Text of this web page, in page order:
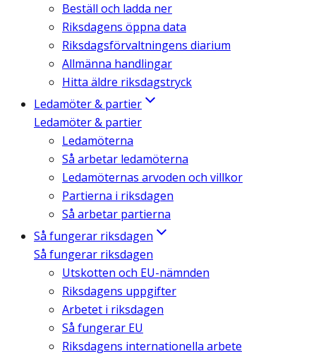
Beställ och ladda ner
Riksdagens öppna data
Riksdagsförvaltningens diarium
Allmänna handlingar
Hitta äldre riksdagstryck
Ledamöter & partier
Ledamöter & partier
Ledamöterna
Så arbetar ledamöterna
Ledamöternas arvoden och villkor
Partierna i riksdagen
Så arbetar partierna
Så fungerar riksdagen
Så fungerar riksdagen
Utskotten och EU-nämnden
Riksdagens uppgifter
Arbetet i riksdagen
Så fungerar EU
Riksdagens internationella arbete